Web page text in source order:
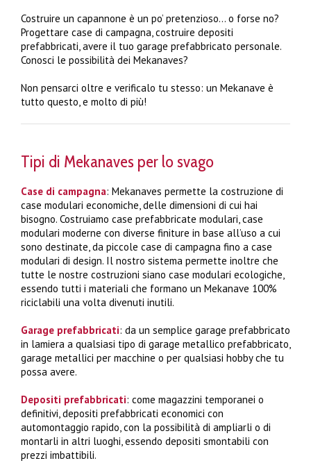
Costruire un capannone è un po’ pretenzioso… o forse no?
Progettare case di campagna, costruire depositi
prefabbricati, avere il tuo garage prefabbricato personale.
Conosci le possibilità dei Mekanaves?
Non pensarci oltre e verificalo tu stesso: un Mekanave è
tutto questo, e molto di più!
Tipi di Mekanaves per lo svago
Case di campagna: Mekanaves permette la costruzione di
case modulari economiche, delle dimensioni di cui hai
bisogno. Costruiamo case prefabbricate modulari, case
modulari moderne con diverse finiture in base all’uso a cui
sono destinate, da piccole case di campagna fino a case
modulari di design. Il nostro sistema permette inoltre che
tutte le nostre costruzioni siano case modulari ecologiche,
essendo tutti i materiali che formano un Mekanave 100%
riciclabili una volta divenuti inutili.
Garage prefabbricati: da un semplice garage prefabbricato
in lamiera a qualsiasi tipo di garage metallico prefabbricato,
garage metallici per macchine o per qualsiasi hobby che tu
possa avere.
Depositi prefabbricati: come magazzini temporanei o
definitivi, depositi prefabbricati economici con
automontaggio rapido, con la possibilità di ampliarli o di
montarli in altri luoghi, essendo depositi smontabili con
prezzi imbattibili.